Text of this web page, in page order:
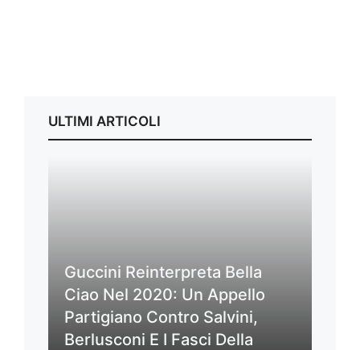
ULTIMI ARTICOLI
Guccini Reinterpreta Bella
Ciao Nel 2020: Un Appello
Partigiano Contro Salvini,
Berlusconi E I Fasci Della